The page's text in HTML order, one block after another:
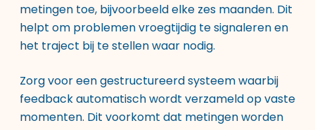
metingen toe, bijvoorbeeld elke zes maanden. Dit
helpt om problemen vroegtijdig te signaleren en
het traject bij te stellen waar nodig.
Zorg voor een gestructureerd systeem waarbij
feedback automatisch wordt verzameld op vaste
momenten. Dit voorkomt dat metingen worden